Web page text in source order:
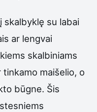
skalbyklę su labai
ar lengvai
skalbiniams
maišelio, o
būgne. Šis